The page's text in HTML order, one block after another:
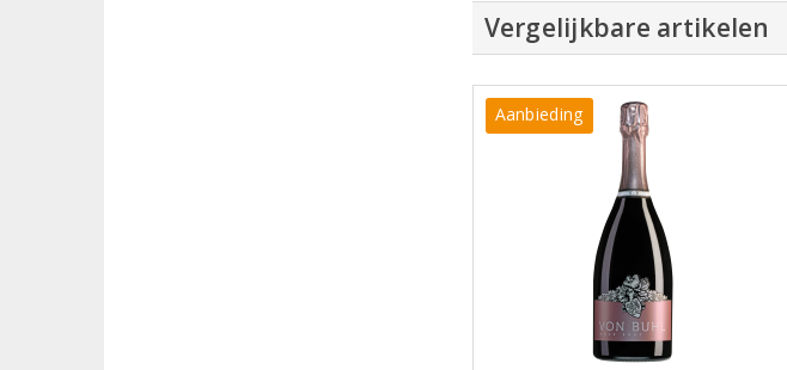
Vergelijkbare artikelen
Aanbieding